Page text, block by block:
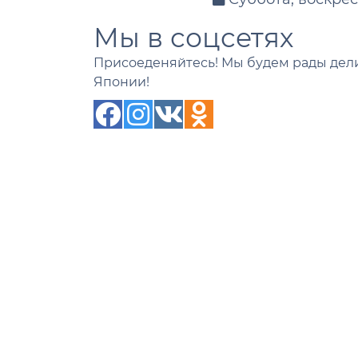
Мы в соцсетях
Присоеденяйтесь! Мы будем рады
Японии!